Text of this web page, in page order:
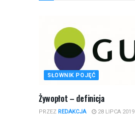
SŁOWNIK POJĘĆ
Żywopłot – definicja
PRZEZ REDAKCJA 28 LIPCA 2019